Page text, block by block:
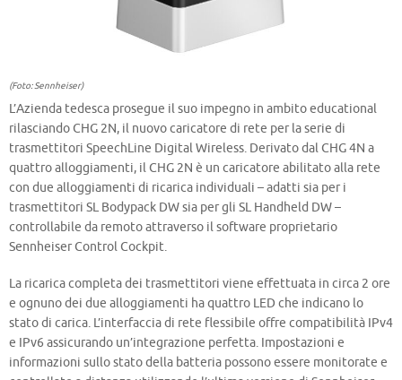
(Foto: Sennheiser)
L’Azienda tedesca prosegue il suo impegno in ambito educational
rilasciando CHG 2N, il nuovo caricatore di rete per la serie di
trasmettitori SpeechLine Digital Wireless. Derivato dal CHG 4N a
quattro alloggiamenti, il CHG 2N è un caricatore abilitato alla rete
con due alloggiamenti di ricarica individuali – adatti sia per i
trasmettitori SL Bodypack DW sia per gli SL Handheld DW –
controllabile da remoto attraverso il software proprietario
Sennheiser Control Cockpit.
La ricarica completa dei trasmettitori viene effettuata in circa 2 ore
e ognuno dei due alloggiamenti ha quattro LED che indicano lo
stato di carica. L’interfaccia di rete flessibile offre compatibilità IPv4
e IPv6 assicurando un’integrazione perfetta. Impostazioni e
informazioni sullo stato della batteria possono essere monitorate e